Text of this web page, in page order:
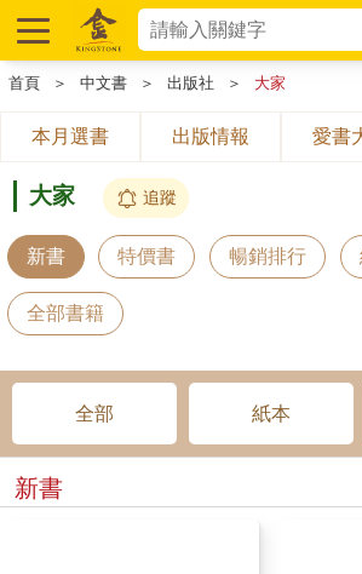
首頁 ＞ 中文書 ＞ 出版社 ＞ 大家
本月選書 出版情報 愛書
大家 追蹤
新書 特價書 暢銷排行
全部書籍
全部 紙本
新書